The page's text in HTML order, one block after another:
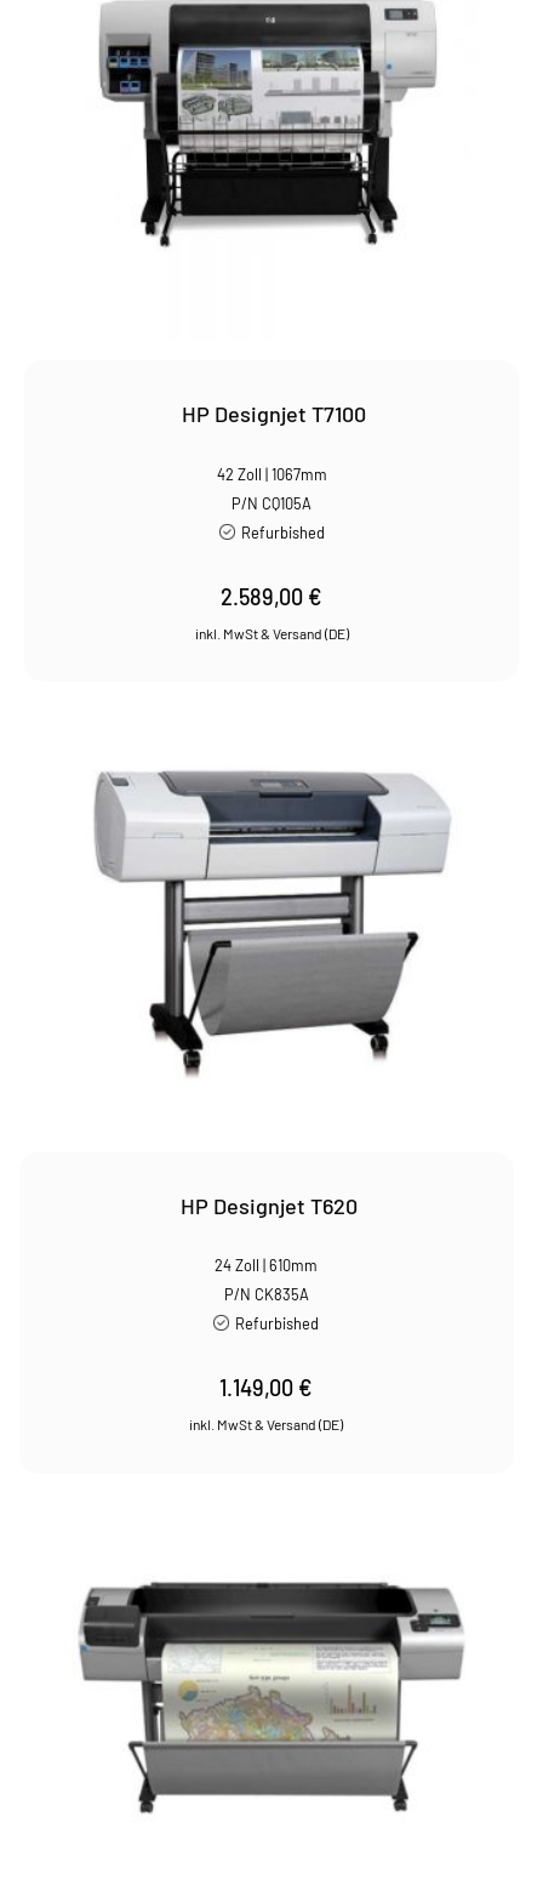
HP Designjet T7100
42 Zoll | 1067mm
P/N CQ105A
Refurbished
2.589,00 €
HP Designjet T620
24 Zoll | 610mm
P/N CK835A
Refurbished
1.149,00 €